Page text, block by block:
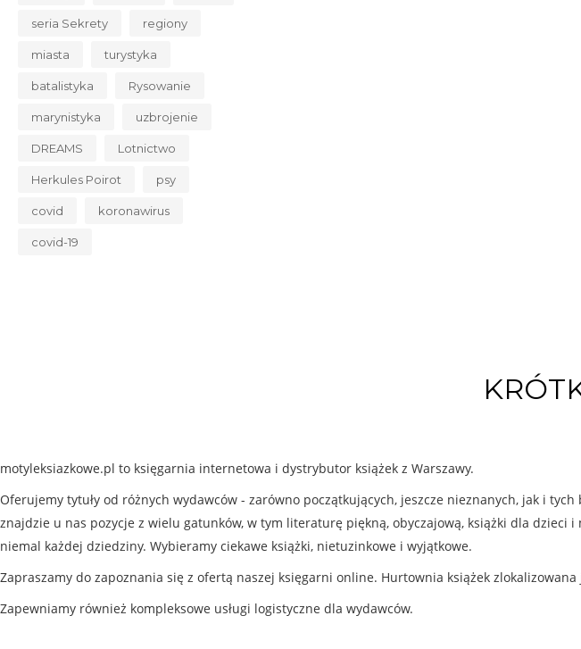
seria Sekrety regiony
miasta turystyka
batalistyka Rysowanie
marynistyka uzbrojenie
DREAMS Lotnictwo
Herkules Poirot psy
covid koronawirus
covid-19
motyleksiazkowe.pl to księgarnia internetowa i dystrybutor książek z Warszawy.
Oferujemy tytuły od różnych wydawców - zarówno początkujących, jeszcze nieznanych, jak i
znajdzie u nas pozycje z wielu gatunków, w tym literaturę piękną, obyczajową, książki dla dzieci
niemal każdej dziedziny. Wybieramy ciekawe książki, nietuzinkowe i wyjątkowe.
Zapraszamy do zapoznania się z ofertą naszej księgarni online. Hurtownia książek
Zapewniamy również kompleksowe usługi logistyczne dla wydawców.